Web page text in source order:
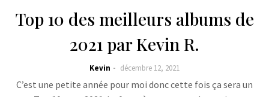
Top 10 des meilleurs albums de
2021 par Kevin R.
Kevin décembre 12, 2021
C’est une petite année pour moi donc cette fois ça sera un